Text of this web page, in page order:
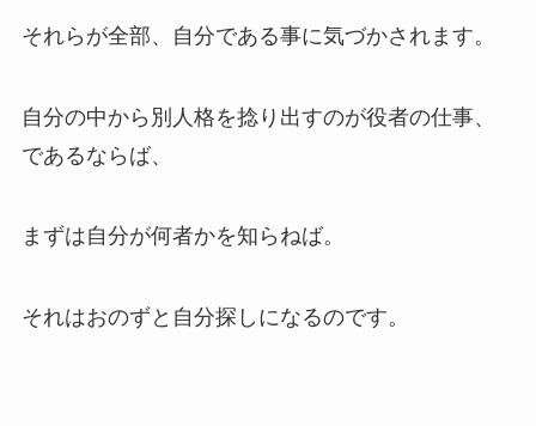
それらが全部、自分である事に気づかされます。
自分の中から別人格を捻り出すのが役者の仕事、
であるならば、
まずは自分が何者かを知らねば。
それはおのずと自分探しになるのです。